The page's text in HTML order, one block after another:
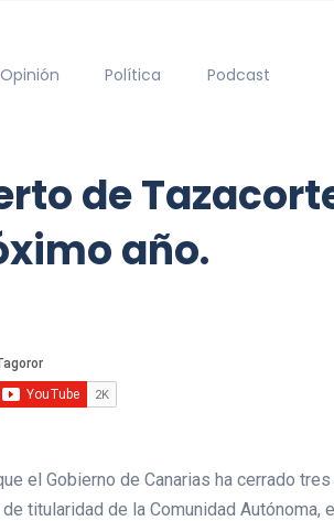
Opinión Política Podcast
de
año.
el Gobierno de Canarias ha cerrado
titularidad de la Comunidad Autónoma,